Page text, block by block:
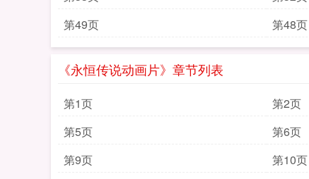
第49页
第48页
《永恒传说动画片》章节列表
第1页 第2页
第5页
第6页
第9页
第10页